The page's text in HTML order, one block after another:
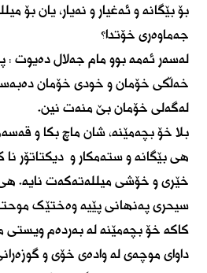
بۆ بێگانە و ئەغیار و نەیار، یان بۆ
جەماوەری خۆتدا؟
لەسەر ئەمە بوو مام جەلال دەیوت
خەڵکی خۆمان و خودی خۆمان
لەگەلی خۆمان بێ منەت نین.
بلا خۆ بچەمێنە، شان ماچ بکا و
هی بێگانە و ستەمکار و دیکتاتۆر
خێری و خۆشی میللەتەکەت نایە.
سیحری پەنهانی پێیە وەختێک
کاکە خۆ بچەمێنە لە بەردەم
داوای موچەی لە وادەی خۆی و